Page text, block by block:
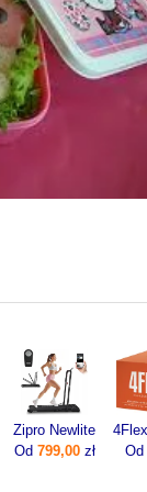
Zipro Newlite
Od 799,00zł
Od